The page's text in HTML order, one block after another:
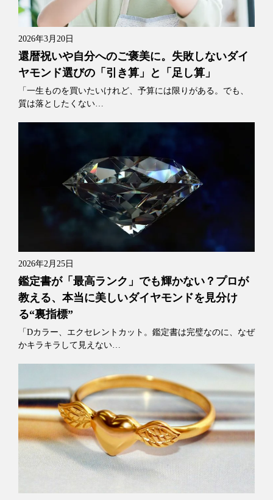
2026年3月20日
還暦祝いや自分へのご褒美に。失敗しないダイ
ヤモンド選びの「引き算」と「足し算」
「一生ものを買いたいけれど、予算には限りがある。でも、
質は落としたくない…
2026年2月25日
鑑定書が「最高ランク」でも輝かない？プロが
教える、本当に美しいダイヤモンドを見分け
る“裏指標”
「Dカラー、エクセレントカット。鑑定書は完璧なのに、なぜ
かキラキラして見えない…